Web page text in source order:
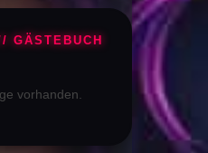
GÄSTEBUCH
vorhanden.